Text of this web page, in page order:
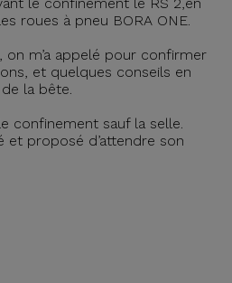
le confinement le RS 2,en
roues à pneu BORA ONE.
on m’a appelé pour confirmer
et quelques conseils en
la bête.
confinement sauf la selle.
et proposé d’attendre son